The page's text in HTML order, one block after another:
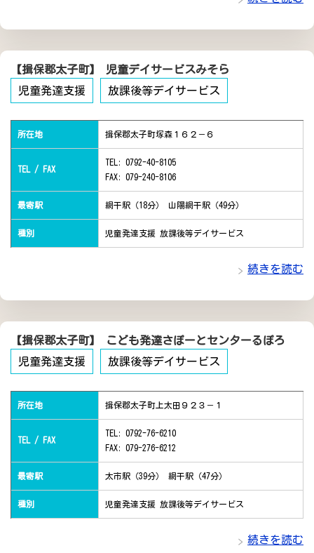
【揖保郡太子町】 児童デイサービスみそら
児童発達支援
放課後等デイサービス
所在地 揖保郡太子町塚森１６２－６
TEL / FAX
TEL: 0792-40-8105
FAX: 079-240-8106
最寄駅 網干駅（18分） 山陽網干駅（49分）
種別 児童発達支援 放課後等デイサービス
続きを読む
【揖保郡太子町】 こども発達さぽーとセンターるぽろ
児童発達支援
放課後等デイサービス
所在地 揖保郡太子町上太田９２３－１
TEL / FAX
TEL: 0792-76-6210
FAX: 079-276-6212
最寄駅 太市駅（39分） 網干駅（47分）
種別 児童発達支援 放課後等デイサービス
続きを読む